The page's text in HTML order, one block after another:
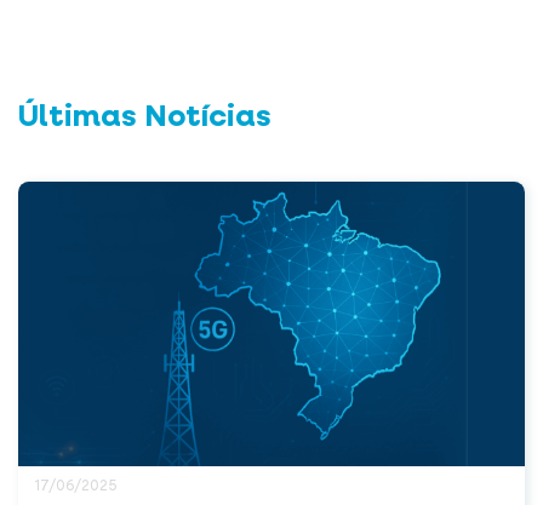
Últimas Notícias
17/06/2025